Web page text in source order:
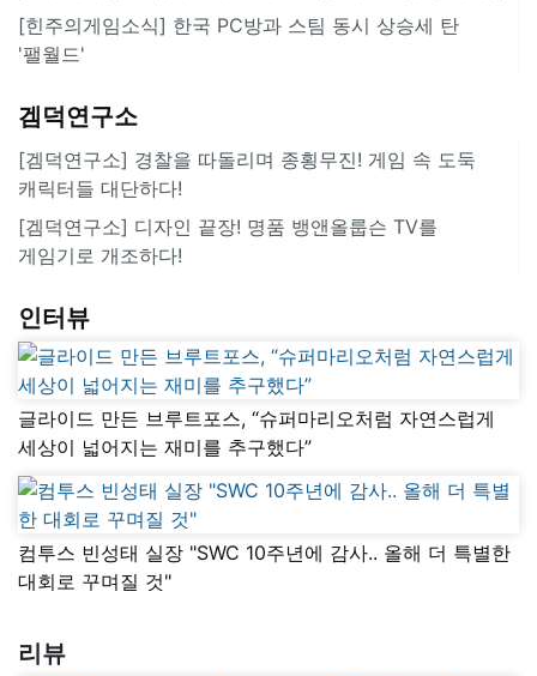
[힌주의게임소식] 한국 PC방과 스팀 동시 상승세 탄
'팰월드'
겜덕연구소
[겜덕연구소] 경찰을 따돌리며 종횡무진! 게임 속 도둑
캐릭터들 대단하다!
[겜덕연구소] 디자인 끝장! 명품 뱅앤올룹슨 TV를
게임기로 개조하다!
인터뷰
글라이드 만든 브루트포스, “슈퍼마리오처럼 자연스럽게
세상이 넓어지는 재미를 추구했다”
컴투스 빈성태 실장 "SWC 10주년에 감사.. 올해 더 특별한
대회로 꾸며질 것"
리뷰